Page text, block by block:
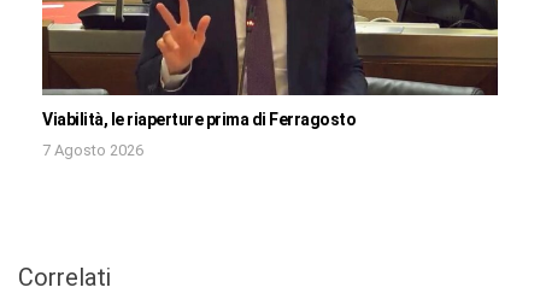
Viabilità, le riaperture prima di Ferragosto
7 Agosto 2026
Correlati